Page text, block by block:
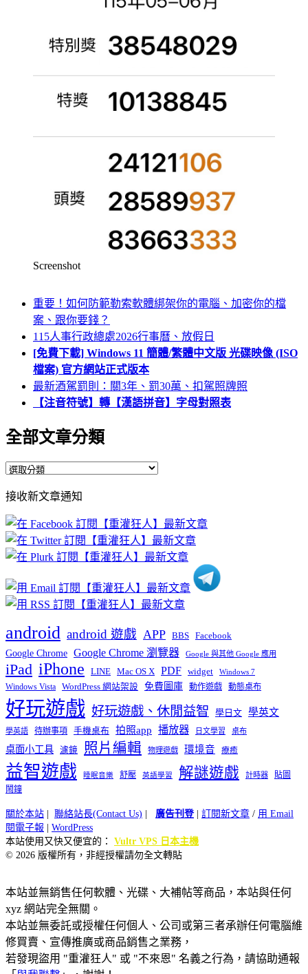
Screenshot
重要！如何防範勒索軟體綁架你的電腦、加密你的檔
案、跟你要錢？
115人事行政總處2026行事曆、放假日
[免費下載] Windows 11 簡體/繁體中文版 光碟映像 (ISO
檔案) 官方網站正式版本
最新酒駕罰則：關3年、罰30萬、扣駕照牌照
【注音符號】轉【漢語拼音】字母對照表
全部文章分類
全
文
章
分
類
接收新文章通知
android android 遊戲 APP BBS Facebook
Google Chrome Google Chrome 瀏覽器 Google 與其他 Google 應用
iPad iPhone LINE Mac OS X PDF widget Windows 7
Windows Vista WordPress 網站架設 免費圖庫 動作遊戲 動態桌布
好玩遊戲 好玩遊戲、休閒益智 學日文 學英文
學英語 待辦事項 手機桌布 拍照app 播放器 日文學習 桌布
桌面小工具 濾鏡 照片編輯 物理遊戲 環境音 療癒
益智遊戲 睡眠音樂 舒壓 英語學習 解謎遊戲 計時器
貼圖
鬧鐘
關於本站 聯絡站長(Contact Us) 廣告刊登| 訂閱新文章 / 用 Email
閱電子報
WordPress
本站使用又快又便宜的： Vultr VPS 日本主機
© 2026 版權所有，非經授權請勿全文轉貼
本站並無銷售任何軟體、光碟、大補帖等商品，本站與任何
xyz 網站完全無關。
本站並無委託或授權任何個人、公司或第三者承辦任何電腦維
修買賣、宣傳推廣或商品銷售之業務，
若發現盜用 "重灌狂人" 或 "不來恩" 名義之行為，請協助通報